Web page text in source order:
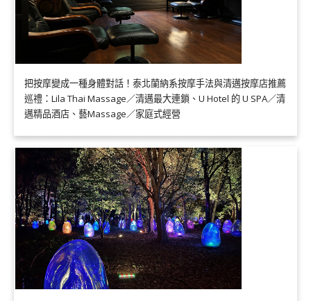
把按摩變成一種身體對話！泰北蘭納系按摩手法與清邁按摩店推薦
巡禮：Lila Thai Massage／清邁最大連鎖、U Hotel 的 U SPA／清
邁精品酒店、藝Massage／家庭式經營